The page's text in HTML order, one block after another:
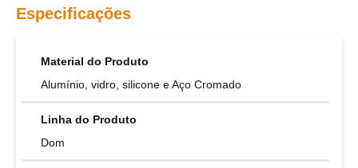
Especificações
Material do Produto
Alumínio, vidro, silicone e Aço Cromado
Linha do Produto
Dom